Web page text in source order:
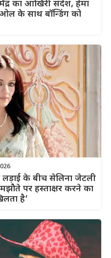
का आखिरी संदेश, हेमा
के साथ बॉन्डिंग को
के बीच सेलिना जेटली
पर हस्ताक्षर करने का
है’